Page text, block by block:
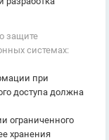
защите
системах:
при
доступа должна
ограниченного
хранения